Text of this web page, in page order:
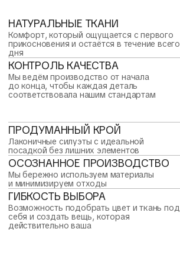
НАТУРАЛЬНЫЕ ТКАНИ
Комфорт, который ощущается с первого
прикосновения и остаётся в течение всего
дня
КОНТРОЛЬ КАЧЕСТВА
Мы ведём производство от начала
до конца, чтобы каждая деталь
соответствовала нашим стандартам
ПРОДУМАННЫЙ КРОЙ
Лаконичные силуэты с идеальной
посадкой без лишних элементов
ОСОЗНАННОЕ ПРОИЗВОДСТВО
Мы бережно используем материалы
и минимизируем отходы
ГИБКОСТЬ ВЫБОРА
Возможность подобрать цвет и ткань под
себя и создать вещь, которая
действительно ваша